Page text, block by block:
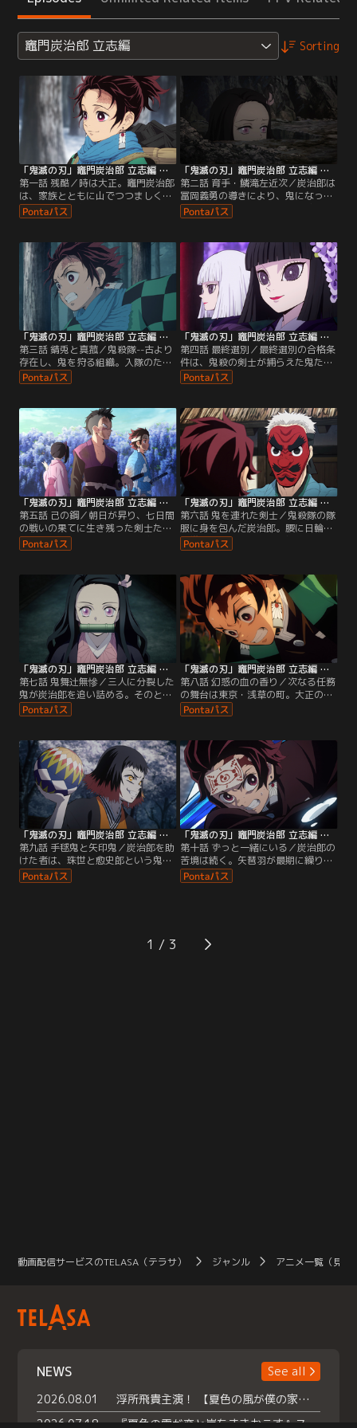
竈門炭治郎 立志編 Sorting
「鬼滅の刃」竈門炭治郎 立志編 第01話
第一話 残酷／時は大正。竈門炭治郎
は、家族とともに山でつつましくも
幸せな日々をおくっていた。ある
日、町で炭を売りに出かけた炭治郎
だまりの中で絶命していた。唯一、
一命をとりとめていた妹・禰豆子を
救うべく、降りしきる雪の中背中に
背負い必死に雪山を下りる炭治郎。
※2019年放送のテレビシリーズにな
ります。
「鬼滅の刃」竈門炭治郎 立志編 第02話
第二話 育手・鱗滝左近次／炭治郎は
冨岡義勇の導きにより、鬼になって
しまった妹・禰豆子とともに狭霧山
を目指す。夜の道中、炭治郎はお堂
怪我をしているのかもしれないと駆
け寄ると、なんとそこにいたのは、
人を喰らう鬼。突如、鬼に襲われた
炭治郎は、斧でなんとか応戦する
が…。※2019年放送のテレビシリー
ズになります。
「鬼滅の刃」竈門炭治郎 立志編 第03話
第三話 錆兎と真菰／鬼殺隊--古より
存在し、鬼を狩る組織。入隊のため
の試験「最終選別」に向けて、鱗滝
左近次による炭治郎の訓練が始まっ
り、刀の素振り、滝修行、そして呼
吸法……。狭霧山に来て一年、鱗滝
は「もう教えることはない」と炭治
郎へ言い放ち、巨大な岩の前で…。
※2019年放送のテレビシリーズにな
ります。
「鬼滅の刃」竈門炭治郎 立志編 第04話
第四話 最終選別／最終選別の合格条
件は、鬼殺の剣士が捕らえた鬼たち
が閉じ込められている藤襲山で七日
間生き延びるということ。若き剣士
る。炭治郎は、鱗滝左近次のもとで
身につけた呼吸法と型で着実に鬼を
斬っていく。二年にわたる鍛錬は無
駄ではなかった。しかし、そんな炭
治郎の前に…。※2019年放送のテレ
ビシリーズになります。
「鬼滅の刃」竈門炭治郎 立志編 第05話
第五話 己の鋼／朝日が昇り、七日間
の戦いの果てに生き残った剣士たち
はたったの四名だった。生き抜いた
炭治郎たちを出迎えた案内役から
る。それぞれに鬼殺隊の隊服、伝令
役となる鎹鴉が支給され、最後に、
自身の日輪刀を造る玉鋼を選んだ。
※2019年放送のテレビシリーズにな
ります。
「鬼滅の刃」竈門炭治郎 立志編 第06話
第六話 鬼を連れた剣士／鬼殺隊の隊
服に身を包んだ炭治郎。腰に日輪刀
を携え、禰豆子が入った鱗滝特製の
木箱を背負い、鬼殺隊の初任務とし
西の町に向かう。そこで炭治郎は、
恋人をさらわれ、憔悴しきっている
和巳と出会う。たしかに、近くに鬼
の匂いを感じるが、鬼の姿はどこに
も見えない。※2019年放送のテレビ
シリーズになります。
「鬼滅の刃」竈門炭治郎 立志編 第07話
第七話 鬼舞辻無慘／三人に分裂した
鬼が炭治郎を追い詰める。そのとき
禰豆子が鬼に襲い掛かった。鬼にな
ってしまった妹は守らなければいけ
決した炭治郎は、分裂した鬼のひと
りを追い、地面に広がる沼へ飛び込
む。沼の中で待ち受けていたものは-
-。※2019年放送のテレビシリーズ
になります。
「鬼滅の刃」竈門炭治郎 立志編 第08話
第八話 幻惑の血の香り／次なる任務
の舞台は東京・浅草の町。大正の華
やかな都会の街並みに戸惑う炭治郎
だったが、そこで鬼の匂いを嗅ぎつ
は鬼舞辻無惨だった。鬼舞辻を斬ろ
うとする炭治郎。だが、鬼舞辻は行
きかう人間を鬼に変え、町を混乱に
陥れる。※2019年放送のテレビシリ
ーズになります。
「鬼滅の刃」竈門炭治郎 立志編 第09話
第九話 手毬鬼と矢印鬼／炭治郎を助
けた者は、珠世と愈史郎という鬼だ
った。珠世は炭治郎たちを、“目隠
し”の術を施した屋敷へといざな
炭治郎を追うふたりの鬼が屋敷の場
所をつきとめ、猛烈な攻撃を繰り出
「鬼滅の刃」竈門炭治郎 立志編 第10話
第十話 ずっと一緒にいる／炭治郎の
苦境は続く。矢琶羽が最期に繰り出
した血鬼術“紅潔の矢”を、炭治郎は
水の呼吸の型を駆使し、なんとかし
※2019年放送のテレビシリーズにな
ります。
1
動画配信サービスのTELASA（テラサ） ジャンル アニメ一覧（見放
NEWS
See all
2026.08.01
浮所飛貴主演！ 【夏色の風が僕の家にやってきた】 本日よりテラサで独占配信スタート！
2026.07.18
『夏色の雲が恋と嵐をまきおこす』スペシャルメイキング 【Part1】2026年７月18日（土）23時30分～配信スタート！話題のシーンの裏側を大公開！豪華キャスト大集合！ 『武宮家 真夏の家族会議』開催！